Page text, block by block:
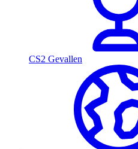
CS2 Gevallen